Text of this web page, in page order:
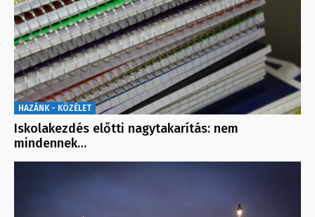
HAZÁNK - KÖZÉLET
Iskolakezdés előtti nagytakarítás: nem
mindennek…